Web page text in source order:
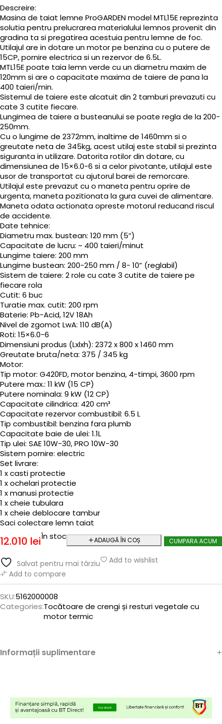
Descreire:
Masina de taiat lemne ProGARDEN model MTL15E reprezinta
solutia pentru prelucrarea materialului lemnos provenit din
gradina ta si pregatirea acestuia pentru lemne de foc.
Utilajul are in dotare un motor pe benzina cu o putere de
15CP, pornire electrica si un rezervor de 6.5L.
MTL15E poate taia lemn verde cu un diametru maxim de
120mm si are o capacitate maxima de taiere de pana la
400 taieri/min.
Sistemul de taiere este alcatuit din 2 tamburi prevazuti cu
cate 3 cutite fiecare.
Lungimea de taiere a busteanului se poate regla de la 200-
250mm.
Cu o lungime de 2372mm, inaltime de 1460mm si o
greutate neta de 345kg, acest utilaj este stabil si prezinta
siguranta in utilizare. Datorita rotilor din dotare, cu
dimensiunea de 15×6.0-6 si a celor pivotante, utilajul este
usor de transportat cu ajutorul barei de remorcare.
Utilajul este prevazut cu o maneta pentru oprire de
urgenta, maneta pozitionata la gura cuvei de alimentare.
Maneta odata actionata opreste motorul reducand riscul
de accidente.
Date tehnice:
Diametru max. bustean: 120 mm (5″)
Capacitate de lucru: ~ 400 taieri/minut
Lungime taiere: 200 mm
Lungime bustean: 200-250 mm / 8- 10” (reglabil)
Sistem de taiere: 2 role cu cate 3 cutite de taiere pe
fiecare rola
Cutit: 6 buc
Turatie max. cutit: 200 rpm
Baterie: Pb-Acid, 12V 18Ah
Nivel de zgomot LwA: 110 dB(A)
Roti: 15×6.0-6
Dimensiuni produs (Lxlxh): 2372 x 800 x 1460 mm
Greutate bruta/neta: 375 / 345 kg
Motor:
Tip motor: G420FD, motor benzina, 4-timpi, 3600 rpm
Putere max.: 11 kW (15 CP)
Putere nominala: 9 kW (12 CP)
Capacitate cilindrica: 420 cm³
Capacitate rezervor combustibil: 6.5 L
Tip combustibil: benzina fara plumb
Capacitate baie de ulei: 1.1L
Tip ulei: SAE 10W-30, PRO 10W-30
Sistem pornire: electric
Set livrare:
1 x casti protectie
1 x ochelari protectie
1 x manusi protectie
1 x cheie tubulara
1 x cheie deblocare tambur
Saci colectare lemn taiat
12.010 leiÎn stoc ADAUGĂ ÎN COȘ CUMPARA ACUM
Salvat pentru mai târziu
Add to wishlist
Add to compare
SKU:5162000008
Categories:Tocătoare de crengi și resturi vegetale cu
motor termic
Informații suplimentare